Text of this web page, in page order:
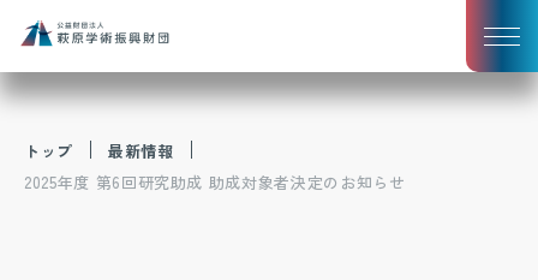
トップ
最新情報
2025年度 第6回研究助成 助成対象者決定のお知らせ